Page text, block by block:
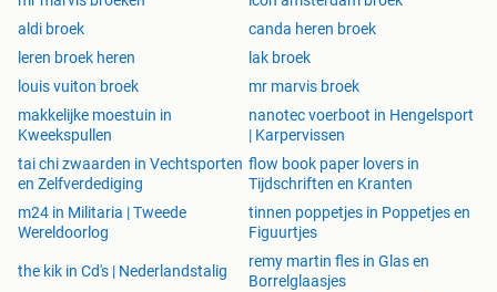
aldi broek
canda heren broek
leren broek heren
lak broek
louis vuiton broek
mr marvis broek
makkelijke moestuin in
Kweekspullen
nanotec voerboot in Hengelsport
| Karpervissen
tai chi zwaarden in Vechtsporten
en Zelfverdediging
flow book paper lovers in
Tijdschriften en Kranten
m24 in Militaria | Tweede
Wereldoorlog
tinnen poppetjes in Poppetjes en
Figuurtjes
the kik in Cd's | Nederlandstalig
remy martin fles in Glas en
Borrelglaasjes